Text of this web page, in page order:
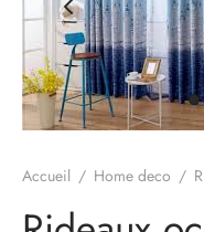
Accueil / Home deco /